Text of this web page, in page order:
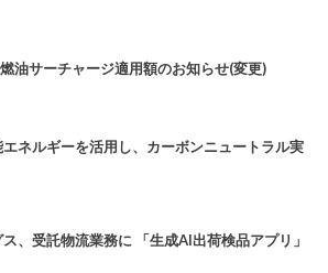
サーチャージ適用額のお知らせ(変更)
ネルギーを活用し、カーボンニュートラル実
、受託物流業務に 「生成AI出荷検品アプリ」